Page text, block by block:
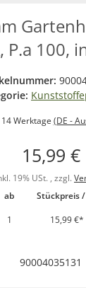
P.a 100,
14 Werktage (DE -
15,99 €
19% USt. , zzgl.
ab
Stückpreis /
1
15,99 €*
90004035131